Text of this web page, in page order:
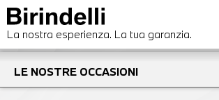
La nostra esperienza. La tua garanzia.
LE NOSTRE OCCASIONI